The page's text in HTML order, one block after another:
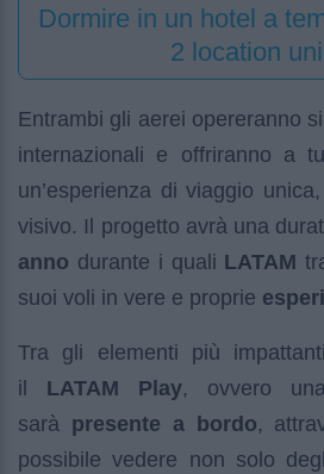
Dormire in un hotel a
2 location
Entrambi gli aerei opereranno
internazionali e offriranno a
un’esperienza di viaggio
visivo. Il progetto avrà una
anno durante i quali LATAM
suoi voli in vere e proprie
Tra gli elementi più
il LATAM Play, ovvero
sarà presente a bordo,
possibile vedere non solo